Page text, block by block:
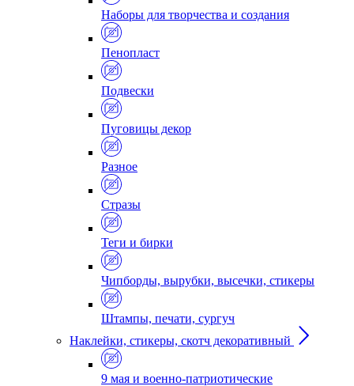
Наборы для творчества и создания
Пенопласт
Подвески
Пуговицы декор
Разное
Стразы
Теги и бирки
Чипборды, вырубки, высечки, стикеры
Штампы, печати, сургуч
Наклейки, стикеры, скотч декоративный
9 мая и военно-патриотические